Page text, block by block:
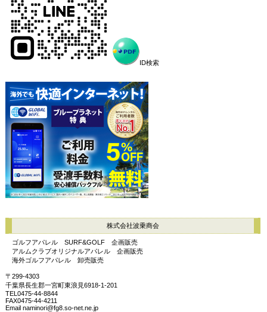
ID検索
株式会社波乗商会
ゴルフアパレル SURF&GOLF 企画販売
アルムクラブオリジナルアパレル 企画販売
海外ゴルフアパレル 卸売販売
〒299-4303
千葉県長生郡一宮町東浪見6918-1-201
TEL0475-44-8844
FAX0475-44-4211
Email naminori@fg8.so-net.ne.jp